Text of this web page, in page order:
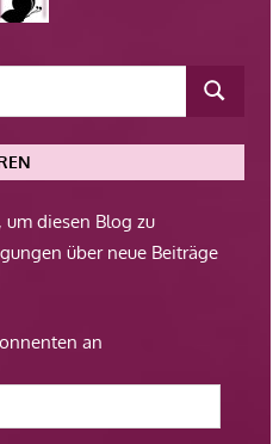
um diesen Blog zu
über neue Beiträge
an